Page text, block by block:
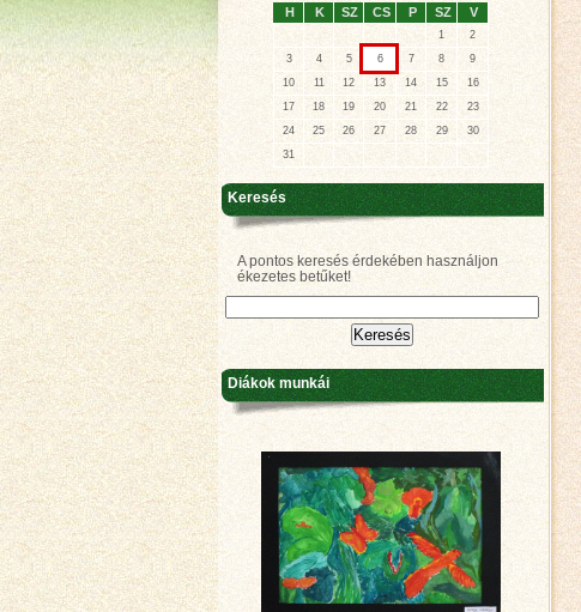
H
K SZ CS P SZ V
1
2
3
4 5 6 7 8
9
10
11 12 13 14 15
16
17
18 19 20 21 22
23
24
25 26 27 28 29
30
31
Keresés
A pontos keresés érdekében használjon
ékezetes betűket!
Diákok munkái